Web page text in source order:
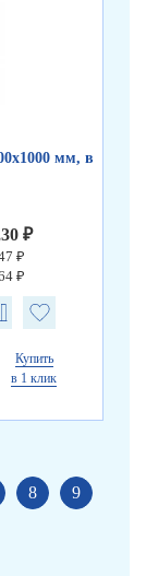
мм, в
₽
₽
₽
Купить
в 1 клик
8
9